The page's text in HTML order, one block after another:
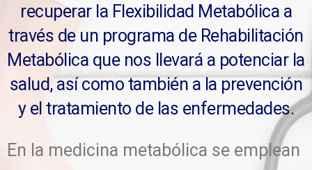
recuperar la Flexibilidad Metabólica a
través de un programa de Rehabilitación
Metabólica que nos llevará a potenciar la
salud, así como también a la prevención
y el tratamiento de las enfermedades.
En la medicina metabólica se emplean